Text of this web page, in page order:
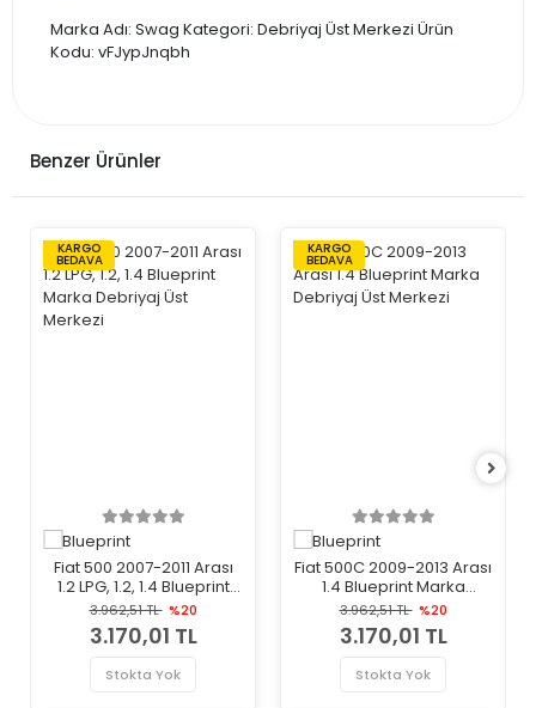
Marka Adı: Swag Kategori: Debriyaj Üst Merkezi Ürün
Kodu: vFJypJnqbh
Benzer Ürünler
KARGO
BEDAVA
Fiat 500 2007-2011 Arası
1.2 LPG, 1.2, 1.4 Blueprint
Marka Debriyaj Üst
Merkezi
3.962,51 TL %20
3.170,01 TL
Stokta Yok
KARGO
BEDAVA
Fiat 500C 2009-2013 Arası
1.4 Blueprint Marka
Debriyaj Üst Merkezi
3.962,51 TL %20
3.170,01 TL
Stokta Yok